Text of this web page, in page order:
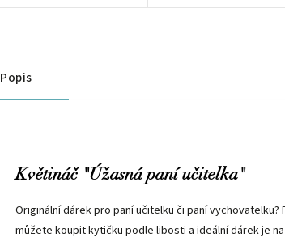
Popis
Květináč "Úžasná paní učitelka"
Originální dárek pro paní učitelku či paní
můžete koupit kytičku podle libosti a ideální dárek je